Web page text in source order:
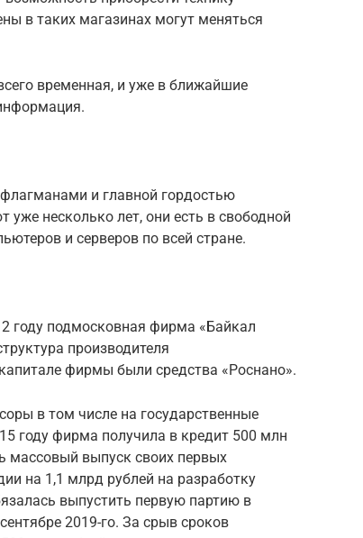
в таких магазинах могут меняться
временная, и уже в ближайшие
и главной гордостью
несколько лет, они есть в свободной
и серверов по всей стране.
году подмосковная фирма «Байкал
производителя
фирмы были средства «Роснано».
в том числе на государственные
году фирма получила в кредит 500 млн
массовый выпуск своих первых
на 1,1 млрд рублей на разработку
выпустить первую партию в
2019-го. За срыв сроков